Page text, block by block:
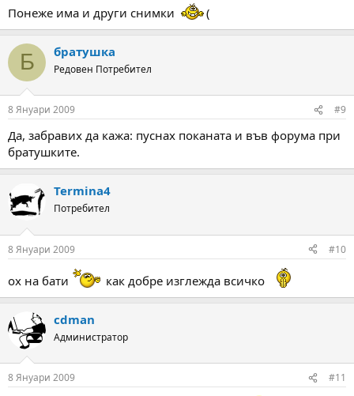
Понеже има и други снимки
(
Б братушка
Редовен Потребител
8 Януари 2009 #9
Да, забравих да кажа: пуснах поканата и във форума при
братушките.
Termina4
Потребител
8 Януари 2009 #10
ох на бати как добре изглежда всичко
cdman
Администратор
8 Януари 2009 #11